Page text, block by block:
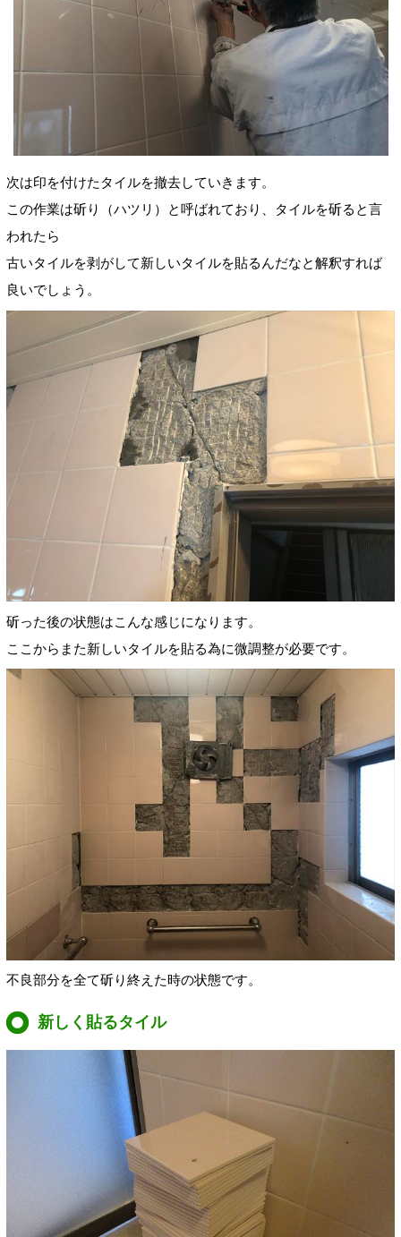
次は印を付けたタイルを撤去していきます。
この作業は斫り（ハツリ）と呼ばれており、タイルを斫ると言
われたら
古いタイルを剥がして新しいタイルを貼るんだなと解釈すれば
良いでしょう。
斫った後の状態はこんな感じになります。
ここからまた新しいタイルを貼る為に微調整が必要です。
不良部分を全て斫り終えた時の状態です。
新しく貼るタイル